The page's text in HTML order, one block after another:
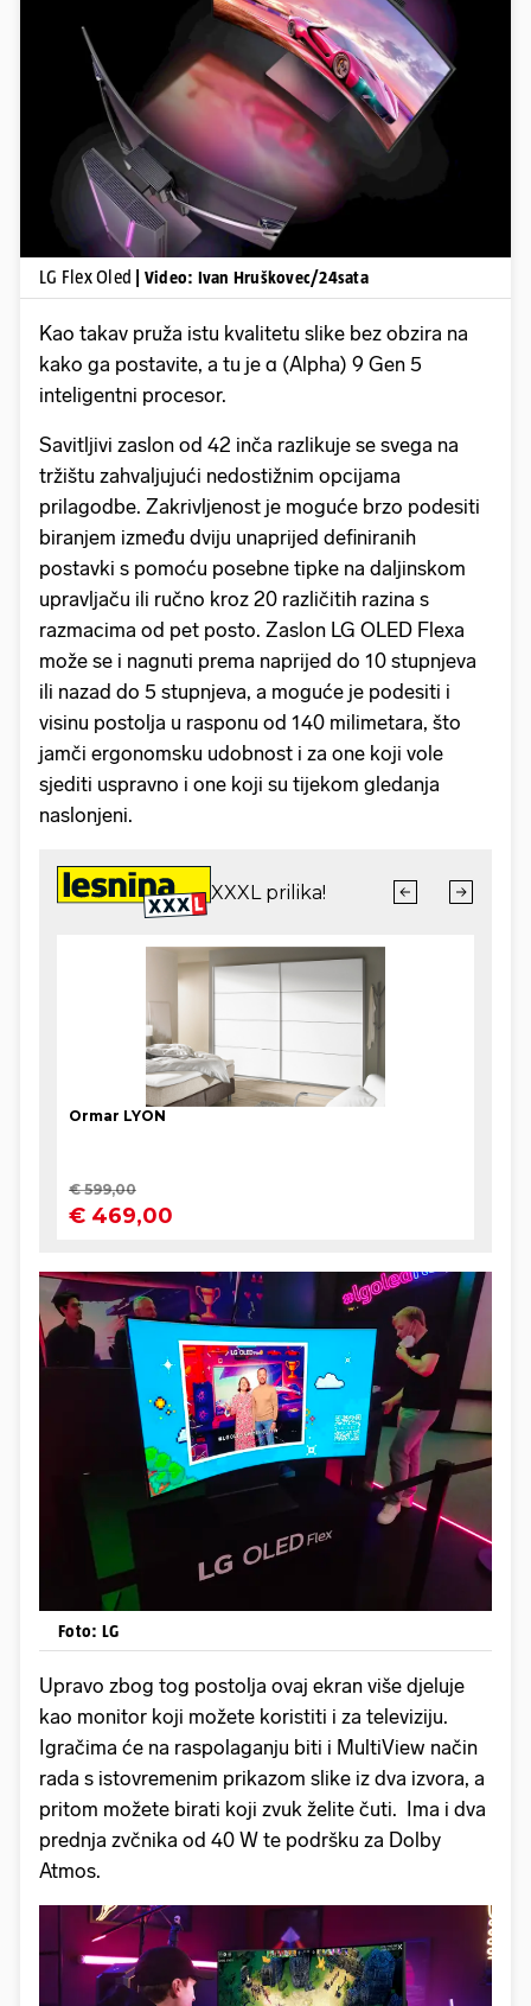
Pokretanje videa...
LG Flex Oled | Video: Ivan Hruškovec/24sata
Kao takav pruža istu kvalitetu slike bez obzira na
kako ga postavite, a tu je α (Alpha) 9 Gen 5
inteligentni procesor.
Savitljivi zaslon od 42 inča razlikuje se svega na
tržištu zahvaljujući nedostižnim opcijama
prilagodbe. Zakrivljenost je moguće brzo podesiti
biranjem između dviju unaprijed definiranih
postavki s pomoću posebne tipke na daljinskom
upravljaču ili ručno kroz 20 različitih razina s
razmacima od pet posto. Zaslon LG OLED Flexa
može se i nagnuti prema naprijed do 10 stupnjeva
ili nazad do 5 stupnjeva, a moguće je podesiti i
visinu postolja u rasponu od 140 milimetara, što
jamči ergonomsku udobnost i za one koji vole
sjediti uspravno i one koji su tijekom gledanja
naslonjeni.
Foto: LG
Upravo zbog tog postolja ovaj ekran više djeluje
kao monitor koji možete koristiti i za televiziju.
Igračima će na raspolaganju biti i MultiView način
rada s istovremenim prikazom slike iz dva izvora, a
pritom možete birati koji zvuk želite čuti. Ima i dva
prednja zvčnika od 40 W te podršku za Dolby
Atmos.